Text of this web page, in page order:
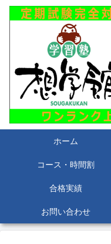
ホーム
コース・時間割
合格実績
お問い合わせ